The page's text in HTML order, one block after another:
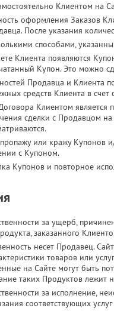
Клиентом на
оформления Заказов
После указания
способами,
Клиента появляются
Купон. Это можно
Продавца и Клиента
средств Клиента в
Клиентом
сделки с Продавцом
пропажу или кражу
с Купоном.
Купонов и повторное
за ущерб,
заказанного
несет Продавец.
товаров или
на Сайте могут быть
таких Продуктов лежит
за исполнение,
соответствующих